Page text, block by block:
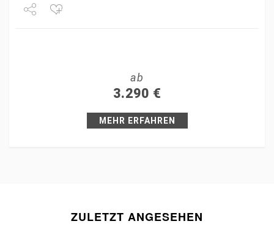
ab
3.290 €
MEHR ERFAHREN
ZULETZT ANGESEHEN